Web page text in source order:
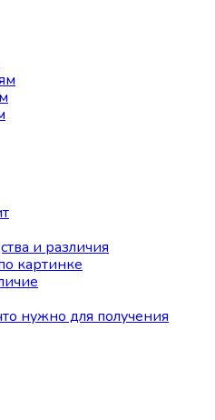
и различия
картинке
нужно для получения